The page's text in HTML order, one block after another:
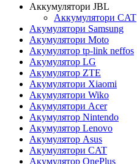
Аккумулятори JBL
Аккумулятори CAT
Акумулятори Samsung
Акумулятори Moto
Акумулятор tp-link neffos
Акумулятор LG
Акумулятор ZTE
Акумулятори Xiaomi
Акумулятори Wiko
Акумулятори Acer
Акумулятор Nintendo
Акумулятор Lenovo
Акумулятор Asus
Акумулятори CAT
Акумулятор OnePlus